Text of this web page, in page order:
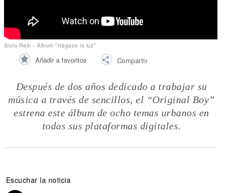
Sixto Rein - Álbum “Hágase la luz”
Añadir a favoritos Compartir
Después de dos años dedicado a trabajar su
música a través de sencillos, el “Original Boy”
estrena este álbum de ocho temas urbanos en
todas sus plataformas digitales.
Escuchar la noticia